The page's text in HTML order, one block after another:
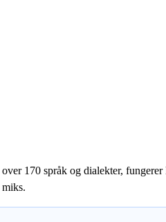
170 språk og dialekter,